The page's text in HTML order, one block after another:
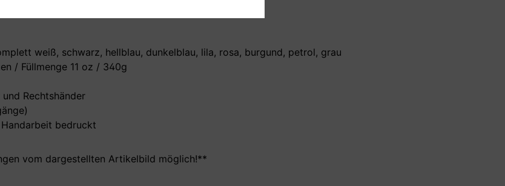
weiß, schwarz, hellblau, dunkelblau, lila, rosa, burgund, petrol, grau
/ Füllmenge 11 oz / 340g
Rechtshänder
bedruckt
vom dargestellten Artikelbild möglich!**